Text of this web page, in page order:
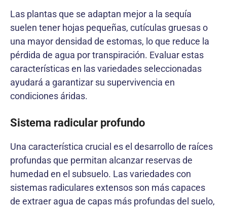
Las plantas que se adaptan mejor a la sequía
suelen tener hojas pequeñas, cutículas gruesas o
una mayor densidad de estomas, lo que reduce la
pérdida de agua por transpiración. Evaluar estas
características en las variedades seleccionadas
ayudará a garantizar su supervivencia en
condiciones áridas.
Sistema radicular profundo
Una característica crucial es el desarrollo de raíces
profundas que permitan alcanzar reservas de
humedad en el subsuelo. Las variedades con
sistemas radiculares extensos son más capaces
de extraer agua de capas más profundas del suelo,